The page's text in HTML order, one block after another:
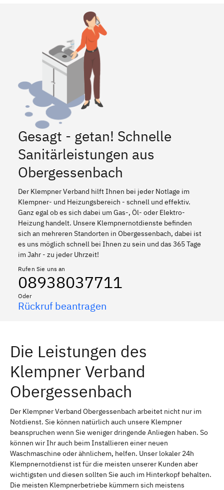
Gesagt - getan! Schnelle
Sanitärleistungen aus
Obergessenbach
Der Klempner Verband hilft Ihnen bei jeder Notlage im
Klempner- und Heizungsbereich - schnell und effektiv.
Ganz egal ob es sich dabei um Gas-, Öl- oder Elektro-
Heizung handelt. Unsere Klempnernotdienste befinden
sich an mehreren Standorten in Obergessenbach, dabei ist
es uns möglich schnell bei Ihnen zu sein und das 365 Tage
im Jahr - zu jeder Uhrzeit!
Rufen Sie uns an
08938037711
Oder
Rückruf beantragen
Die Leistungen des
Klempner Verband
Obergessenbach
Der Klempner Verband Obergessenbach arbeitet nicht nur im
Notdienst. Sie können natürlich auch unsere Klempner
beanspruchen wenn Sie weniger dringende Anliegen haben. So
können wir Ihr auch beim Installieren einer neuen
Waschmaschine oder ähnlichem, helfen. Unser lokaler 24h
Klempnernotdienst ist für die meisten unserer Kunden aber
wichtigsten und diesen sollten Sie auch im Hinterkopf behalten.
Die meisten Klempnerbetriebe kümmern sich meistens